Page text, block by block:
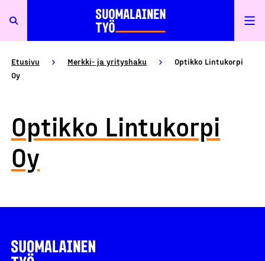
Etusivu Merkki- ja yrityshaku
Optikko Lintukorpi
Oy
Optikko Lintukorpi
Oy